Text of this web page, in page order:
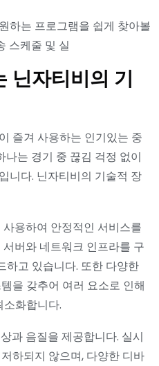
하는 프로그램을 쉽게 찾아볼
스케줄 및 실
닌자티비의 기
즐겨 사용하는 인기있는 중
나는 경기 중 끊김 걱정 없이
니다. 닌자티비의 기술적 장
용하여 안정적인 서비스를
버와 네트워크 인프라를 구
하고 있습니다. 또한 다양한
을 갖추어 여러 요소로 인해
화합니다.
과 음질을 제공합니다. 실시
하되지 않으며, 다양한 디바